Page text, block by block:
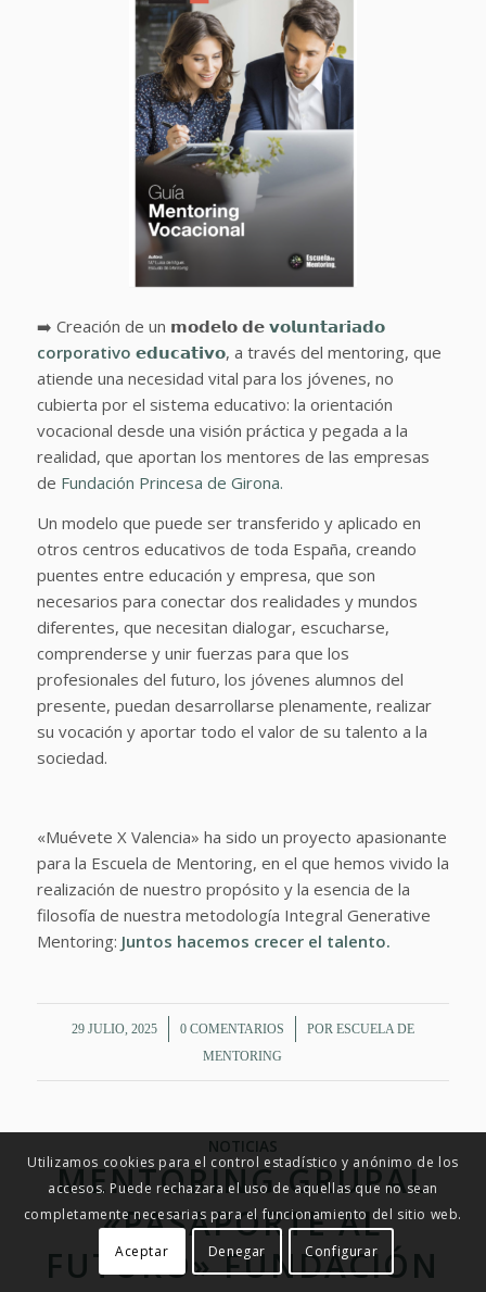
➡️ Creación de un 𝗺𝗼𝗱𝗲𝗹𝗼 𝗱𝗲 𝘃𝗼𝗹𝘂𝗻𝘁𝗮𝗿𝗶𝗮𝗱𝗼
corporativo 𝗲𝗱𝘂𝗰𝗮𝘁𝗶𝘃𝗼, a través del mentoring, que
atiende una necesidad vital para los jóvenes, no
cubierta por el sistema educativo: la orientación
vocacional desde una visión práctica y pegada a la
realidad, que aportan los mentores de las empresas
de Fundación Princesa de Girona.
Un modelo que puede ser transferido y aplicado en
otros centros educativos de toda España, creando
puentes entre educación y empresa, que son
necesarios para conectar dos realidades y mundos
diferentes, que necesitan dialogar, escucharse,
comprenderse y unir fuerzas para que los
profesionales del futuro, los jóvenes alumnos del
presente, puedan desarrollarse plenamente, realizar
su vocación y aportar todo el valor de su talento a la
sociedad.
«Muévete X Valencia» ha sido un proyecto apasionante
para la Escuela de Mentoring, en el que hemos vivido la
realización de nuestro propósito y la esencia de la
filosofía de nuestra metodología Integral Generative
Mentoring: Juntos hacemos crecer el talento.
29 JULIO, 2025
/ 0 COMENTARIOS
/ POR ESCUELA DE
MENTORING
NOTICIAS
MENTORING GRUPAL
«PASAPORTE AL
FUTURO» FUNDACIÓN
Utilizamos cookies para el control estadístico y anónimo de los
accesos. Puede rechazara el uso de aquellas que no sean
completamente necesarias para el funcionamiento del sitio web.
Aceptar
Denegar Configurar